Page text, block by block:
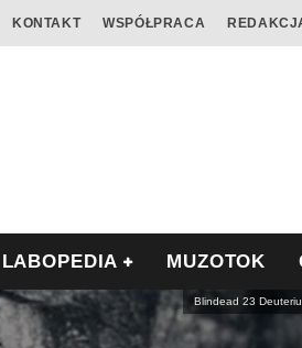
KONTAKT WSPÓŁPRACA
LABOPEDIA MUZOTOK
Blindead 23